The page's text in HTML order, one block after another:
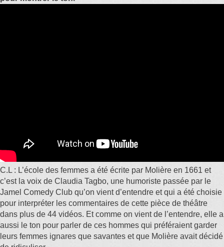
C.L : L’école des femmes a été écrite par Molière en 1661 et
c’est la voix de Claudia Tagbo, une humoriste passée par le
Jamel Comedy Club qu’on vient d’entendre et qui a été choisie
pour interpréter les commentaires de cette pièce de théâtre
dans plus de 44 vidéos. Et comme on vient de l’entendre, elle a
aussi le ton pour parler de ces hommes qui préféraient garder
leurs femmes ignares que savantes et que Molière avait décidé